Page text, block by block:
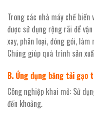
Trong các nhà máy chế
được sử dụng rộng rãi để
xay, phân loại, đóng gói,
Chúng giúp quá trình sản
B. Ứng dụng băng tải
Công nghiệp khai mỏ: Sử
đến khoảng.